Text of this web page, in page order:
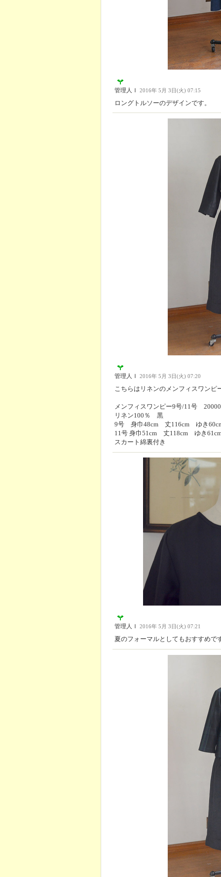
管理人Ｉ 2016年 5月 3日(火) 07:15
ロングトルソーのデザインです。
管理人Ｉ 2016年 5月 3日(火) 07:20
こちらはリネンのメンフィスワンピ
メンフィスワンピー9号/11号
リネン100％ 黒
9号 身巾48cm 丈116cm ゆき
11号 身巾51cm 丈118cm ゆき
スカート綿裏付き
管理人Ｉ 2016年 5月 3日(火) 07:21
夏のフォーマルとしてもおすすめで